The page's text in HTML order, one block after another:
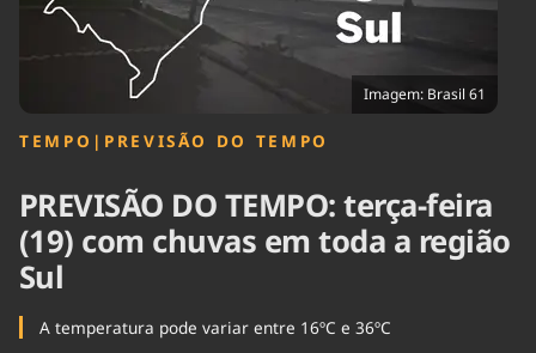
Imagem: Brasil 61
TEMPO | PREVISÃO DO TEMPO
PREVISÃO DO TEMPO: terça-feira
(19) com chuvas em toda a região
Sul
A temperatura pode variar entre 16ºC e 36ºC